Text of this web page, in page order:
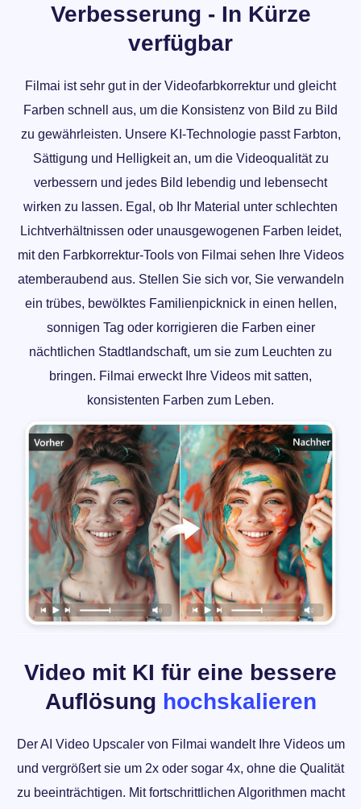
Verbesserung - In Kürze
verfügbar
Filmai ist sehr gut in der Videofarbkorrektur und gleicht
Farben schnell aus, um die Konsistenz von Bild zu Bild
zu gewährleisten. Unsere KI-Technologie passt Farbton,
Sättigung und Helligkeit an, um die Videoqualität zu
verbessern und jedes Bild lebendig und lebensecht
wirken zu lassen. Egal, ob Ihr Material unter schlechten
Lichtverhältnissen oder unausgewogenen Farben leidet,
mit den Farbkorrektur-Tools von Filmai sehen Ihre Videos
atemberaubend aus. Stellen Sie sich vor, Sie verwandeln
ein trübes, bewölktes Familienpicknick in einen hellen,
sonnigen Tag oder korrigieren die Farben einer
nächtlichen Stadtlandschaft, um sie zum Leuchten zu
bringen. Filmai erweckt Ihre Videos mit satten,
konsistenten Farben zum Leben.
Video mit KI für eine bessere
Auflösung hochskalieren
Der AI Video Upscaler von Filmai wandelt Ihre Videos um
und vergrößert sie um 2x oder sogar 4x, ohne die Qualität
zu beeinträchtigen. Mit fortschrittlichen Algorithmen macht